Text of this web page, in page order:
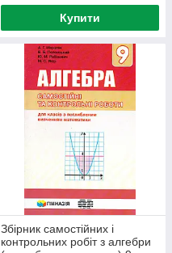
Купити
Збірник самостійних і
контрольних робіт з алгебри